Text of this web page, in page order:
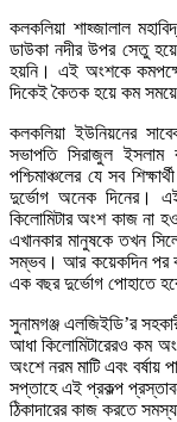
কলকলিয়া শাহ্জালাল
ডাউকা নদীর উপর সেতু
হয়নি। এই অংশকে
দিকেই কৈতক হয়ে কম সময়ে
কলকলিয়া ইউনিয়নের
সভাপতি সিরাজুল
পশ্চিমাঞ্চলের যে সব
দুর্ভোগ অনেক দিনের।
কিলোমিটার অংশ কাজ না
এখানকার মানুষকে তখন
সম্ভব। আর কয়েকদিন পর
এক বছর দুর্ভোগ পোহাতে
সুনামগঞ্জ এলজিইডি’র
আধা কিলোমিটারেরও কম
অংশে নরম মাটি এবং
সপ্তাহে এই প্রকল্প
ঠিকাদারের কাজ করতে